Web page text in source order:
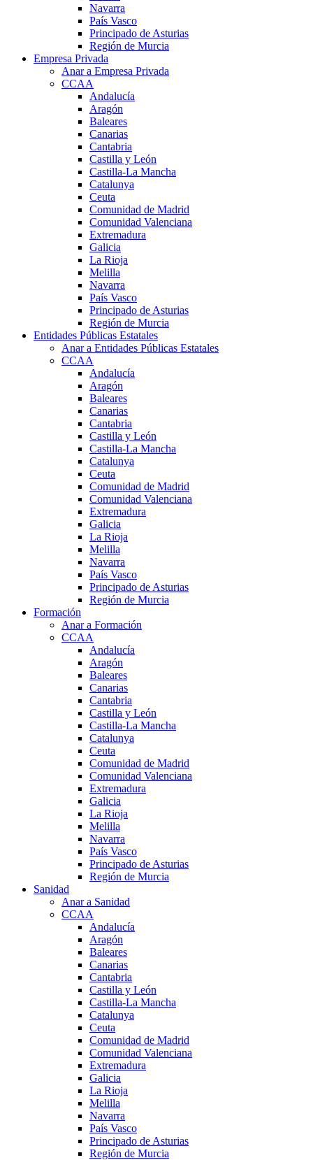
Navarra
País Vasco
Principado de Asturias
Región de Murcia
Empresa Privada
Anar a Empresa Privada
CCAA
Andalucía
Aragón
Baleares
Canarias
Cantabria
Castilla y León
Castilla-La Mancha
Catalunya
Ceuta
Comunidad de Madrid
Comunidad Valenciana
Extremadura
Galicia
La Rioja
Melilla
Navarra
País Vasco
Principado de Asturias
Región de Murcia
Entidades Públicas Estatales
Anar a Entidades Públicas Estatales
CCAA
Andalucía
Aragón
Baleares
Canarias
Cantabria
Castilla y León
Castilla-La Mancha
Catalunya
Ceuta
Comunidad de Madrid
Comunidad Valenciana
Extremadura
Galicia
La Rioja
Melilla
Navarra
País Vasco
Principado de Asturias
Región de Murcia
Formación
Anar a Formación
CCAA
Andalucía
Aragón
Baleares
Canarias
Cantabria
Castilla y León
Castilla-La Mancha
Catalunya
Ceuta
Comunidad de Madrid
Comunidad Valenciana
Extremadura
Galicia
La Rioja
Melilla
Navarra
País Vasco
Principado de Asturias
Región de Murcia
Sanidad
Anar a Sanidad
CCAA
Andalucía
Aragón
Baleares
Canarias
Cantabria
Castilla y León
Castilla-La Mancha
Catalunya
Ceuta
Comunidad de Madrid
Comunidad Valenciana
Extremadura
Galicia
La Rioja
Melilla
Navarra
País Vasco
Principado de Asturias
Región de Murcia